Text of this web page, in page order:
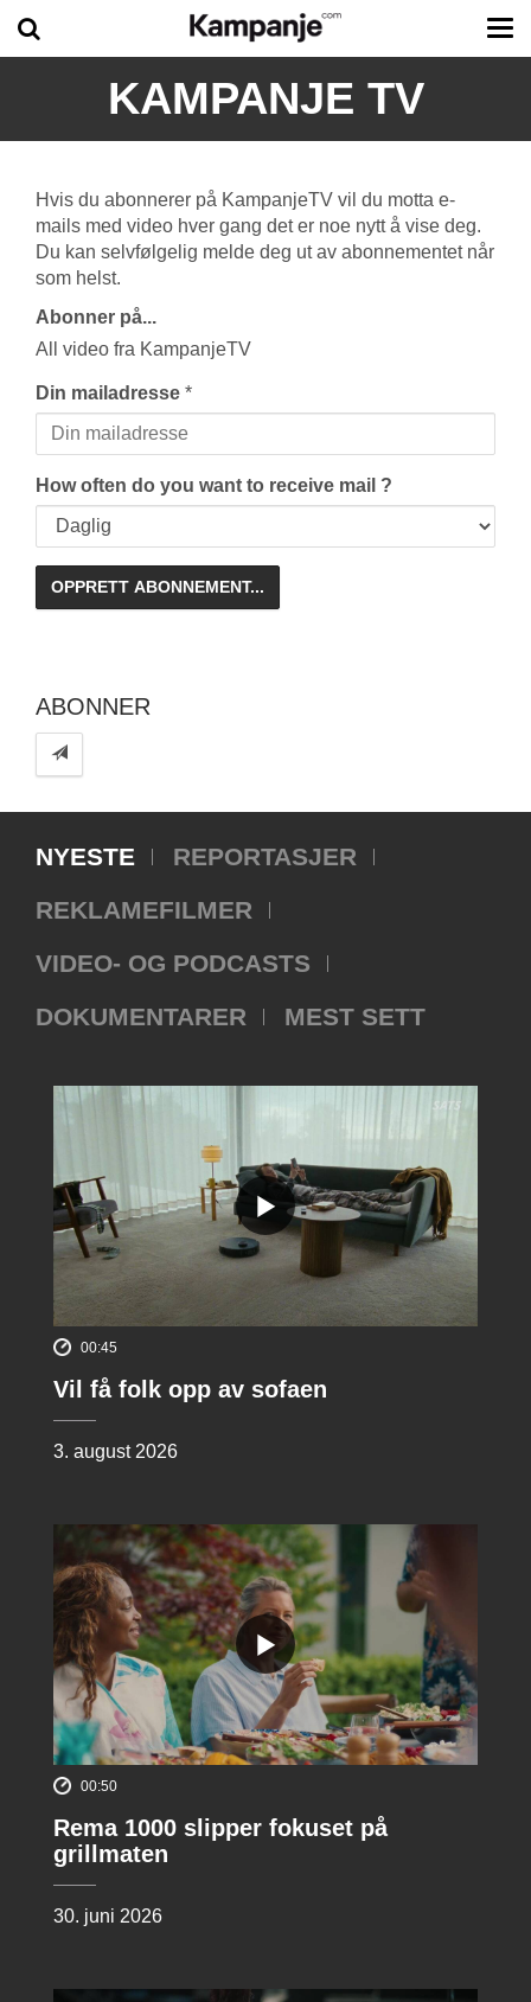
KAMPANJE TV
Hvis du abonnerer på KampanjeTV vil du motta e-
mails med video hver gang det er noe nytt å vise deg.
Du kan selvfølgelig melde deg ut av abonnementet når
som helst.
Abonner på...
All video fra KampanjeTV
Din mailadresse *
How often do you want to receive mail ?
ABONNER
NYESTE
REPORTASJER
REKLAMEFILMER
VIDEO- OG PODCASTS
DOKUMENTARER
MEST SETT
00:45
Vil få folk opp av sofaen
3. august 2026
00:50
Rema 1000 slipper fokuset på
grillmaten
30. juni 2026